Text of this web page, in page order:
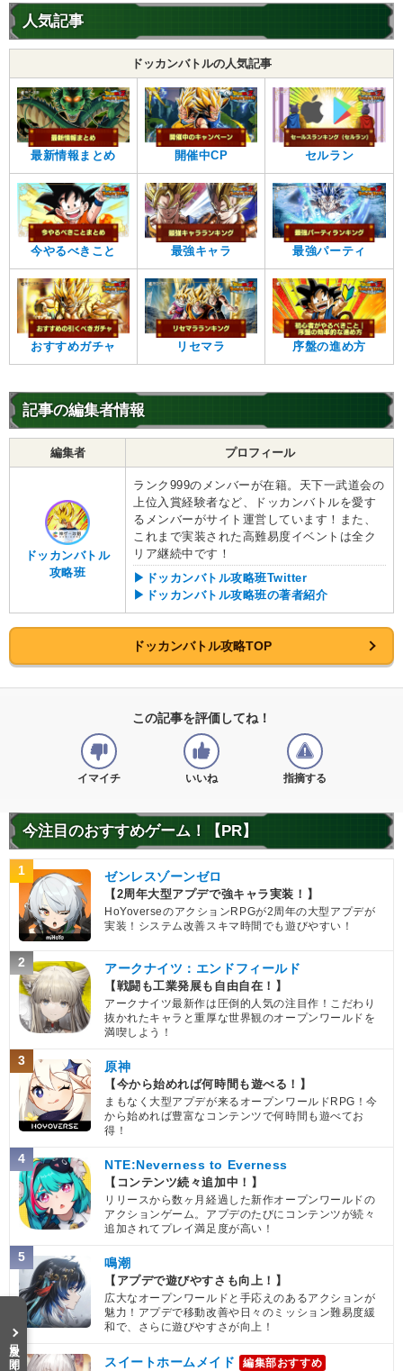
人気記事
ドッカンバトルの人気記事
最新情報まとめ 開催中CP セルラン
今やるべきこと 最強キャラ 最強パーティ
おすすめガチャ リセマラ 序盤の進め方
記事の編集者情報
編集者 プロフィール
ドッカンバトル
攻略班
ランク999のメンバーが在籍。天下一武道会の
上位入賞経験者など、ドッカンバトルを愛す
るメンバーがサイト運営しています！また、
これまで実装された高難易度イベントは全ク
リア継続中です！
▶ドッカンバトル攻略班Twitter
▶ドッカンバトル攻略班の著者紹介
ドッカンバトル攻略TOP
この記事を評価してね！
イマイチ いいね 指摘する
今注目のおすすめゲーム！【PR】
1 ゼンレスゾーンゼロ
【2周年大型アプデで強キャラ実装！】
HoYoverseのアクションRPGが2周年の大型アプデが
実装！システム改善スキマ時間でも遊びやすい！
2 アークナイツ：エンドフィールド
【戦闘も工業発展も自由自在！】
アークナイツ最新作は圧倒的人気の注目作！こだわり
抜かれたキャラと重厚な世界観のオープンワールドを
満喫しよう！
3 原神
【今から始めれば何時間も遊べる！】
まもなく大型アプデが来るオープンワールドRPG！今
から始めれば豊富なコンテンツで何時間も遊べてお
得！
4 NTE:Neverness to Everness
【コンテンツ続々追加中！】
リリースから数ヶ月経過した新作オープンワールドの
アクションゲーム。アプデのたびにコンテンツが続々
追加されてプレイ満足度が高い！
5 鳴潮
【アプデで遊びやすさも向上！】
広大なオープンワールドと手応えのあるアクションが
魅力！アプデで移動改善や日々のミッション難易度緩
和で、さらに遊びやすさが向上！
スイートホームメイド 編集部おすすめ
目次を開く